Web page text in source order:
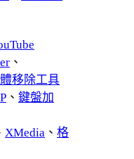
、
移除工具
、 鍵盤加
XMedia 、 格